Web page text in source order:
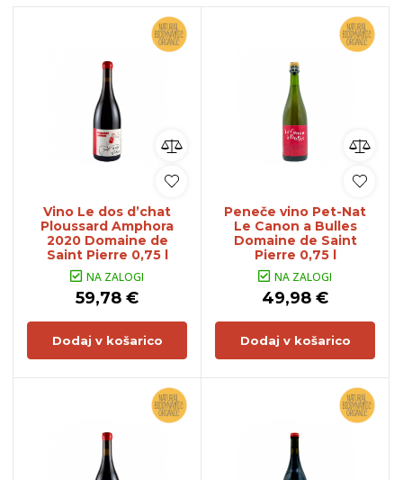
Vino Le dos d’chat
Ploussard Amphora
2020 Domaine de
Saint Pierre 0,75 l
NA ZALOGI
59,78 €
Dodaj v košarico
Peneče vino Pet-Nat
Le Canon a Bulles
Domaine de Saint
Pierre 0,75 l
NA ZALOGI
49,98 €
Dodaj v košarico